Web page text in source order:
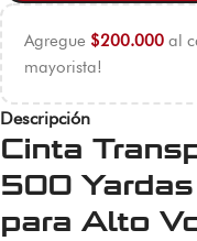
Agregue $200.000 al
mayorista!
Descripción
Cinta
500 Yardas
para Alto